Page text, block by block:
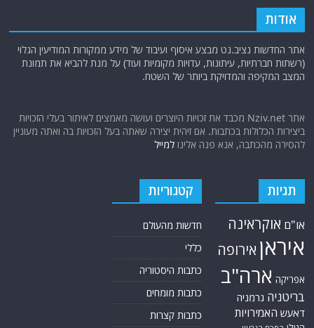
אודות
אתר החדשות נציב.נט מבצע איסוף ועיבוד של מידע ממקורות המודיעין הגלוי
(רשתות חברתיות, עיתונות, עדויות מקומיות ועוד) על מנת להביא את תמונת
המצב המקיפה והמדויקת ביותר של השטח.
אתר Nziv.net מכבד את זכויות היוצרים ועושה מאמצים לאיתור בעלי הזכויות
ביצירות הכלולות בכתבות. אם זיהית יצירה שאתה בעל הזכויות בה ואתה מעוניין
להסירה מהכתבה, אנא פנה אלינולמייל
תגיות
או"ם אוקראינה
איראן אירופה
אפריקה ארה"ב
בריטניה גרמניה
דאעש האמירויות
קטגוריות
חדשות מהעולם
כללי
כתבות היסטוריה
כתבות מומחים
כתבות קצרות